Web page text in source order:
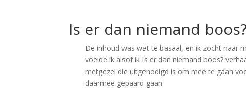
Is er dan niemand
De inhoud was wat te basaal, en ik zocht naar
voelde ik alsof ik Is er dan niemand boos?
metgezel die uitgenodigd is om mee te gaan
daarmee gepaard gaan.